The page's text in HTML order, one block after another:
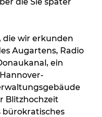
die wir erkunden
Augartens, Radio
ein
Blitzhochzeit
bürokratisches